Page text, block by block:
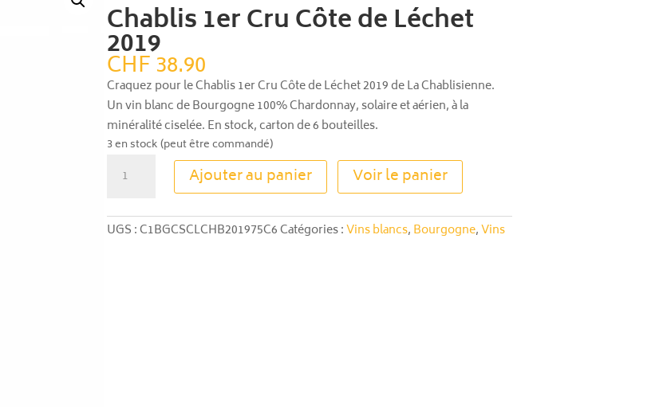
Chablis 1er Cru Côte de Léchet
2019
CHF38.90
Craquez pour le Chablis 1er Cru Côte de Léchet 2019 de La Chablisienne.
Un vin blanc de Bourgogne 100% Chardonnay, solaire et aérien, à la
minéralité ciselée. En stock, carton de 6 bouteilles.
3 en stock (peut être commandé)
1er
Cru
Ajouter au panier Voir le panier
A
e
r
UGS :C1BGCSCLCHB201975C6Catégories :Vins blancs, Bourgogne,Vins